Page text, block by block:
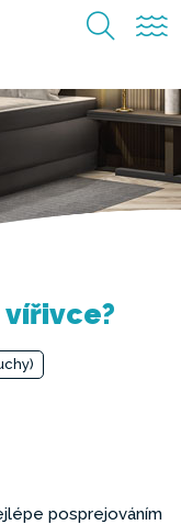
posprejováním